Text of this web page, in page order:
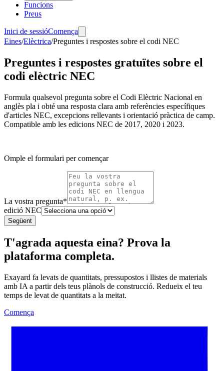
Funcions
Preus
Inici de sessióComença
Eines/Elèctrica/Preguntes i respostes sobre el codi NEC
Preguntes i respostes gratuïtes sobre el
codi elèctric NEC
Formula qualsevol pregunta sobre el Codi Elèctric Nacional en
anglès pla i obté una resposta clara amb referències específiques
d'articles NEC, excepcions rellevants i orientació pràctica de camp.
Compatible amb les edicions NEC de 2017, 2020 i 2023.
Omple el formulari per començar
La vostra pregunta*
edició NEC
Següent
T'agrada aquesta eina? Prova la
plataforma completa.
Exayard fa levats de quantitats, pressupostos i llistes de materials
amb IA a partir dels teus plànols de construcció. Redueix el teu
temps de levat de quantitats a la meitat.
Comença